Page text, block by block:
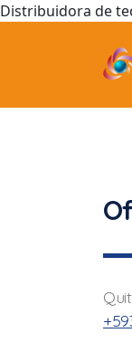
Distribuidora de